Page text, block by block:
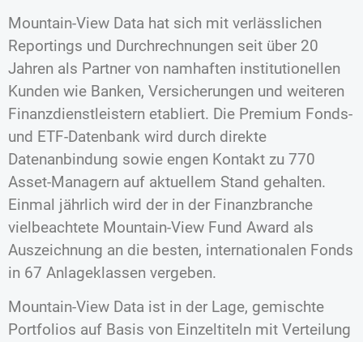
Mountain-View Data hat sich mit verlässlichen
Reportings und Durchrechnungen seit über 20
Jahren als Partner von namhaften institutionellen
Kunden wie Banken, Versicherungen und weiteren
Finanzdienstleistern etabliert. Die Premium Fonds-
und ETF-Datenbank wird durch direkte
Datenanbindung sowie engen Kontakt zu 770
Asset-Managern auf aktuellem Stand gehalten.
Einmal jährlich wird der in der Finanzbranche
vielbeachtete Mountain-View Fund Award als
Auszeichnung an die besten, internationalen Fonds
in 67 Anlageklassen vergeben.
Mountain-View Data ist in der Lage, gemischte
Portfolios auf Basis von Einzeltiteln mit Verteilung